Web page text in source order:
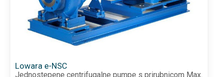
Lowara e-NSC
Jednostepene centrifugalne pumpe s prirubnicom Max.